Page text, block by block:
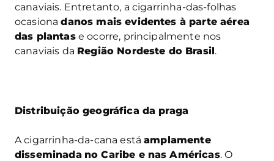
canaviais. Entretanto, a cigarrinha-das-folhas
ocasionadanos mais evidentes à parte aérea
das plantase ocorre, principalmente nos
canaviais da Região Nordeste do Brasil.
Distribuição geográfica da praga
A cigarrinha-da-cana estáamplamente
disseminada no Caribe e nas Américas. O